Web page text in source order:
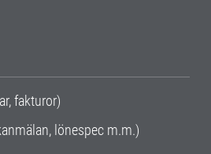
fakturor)
lönespec m.m.)